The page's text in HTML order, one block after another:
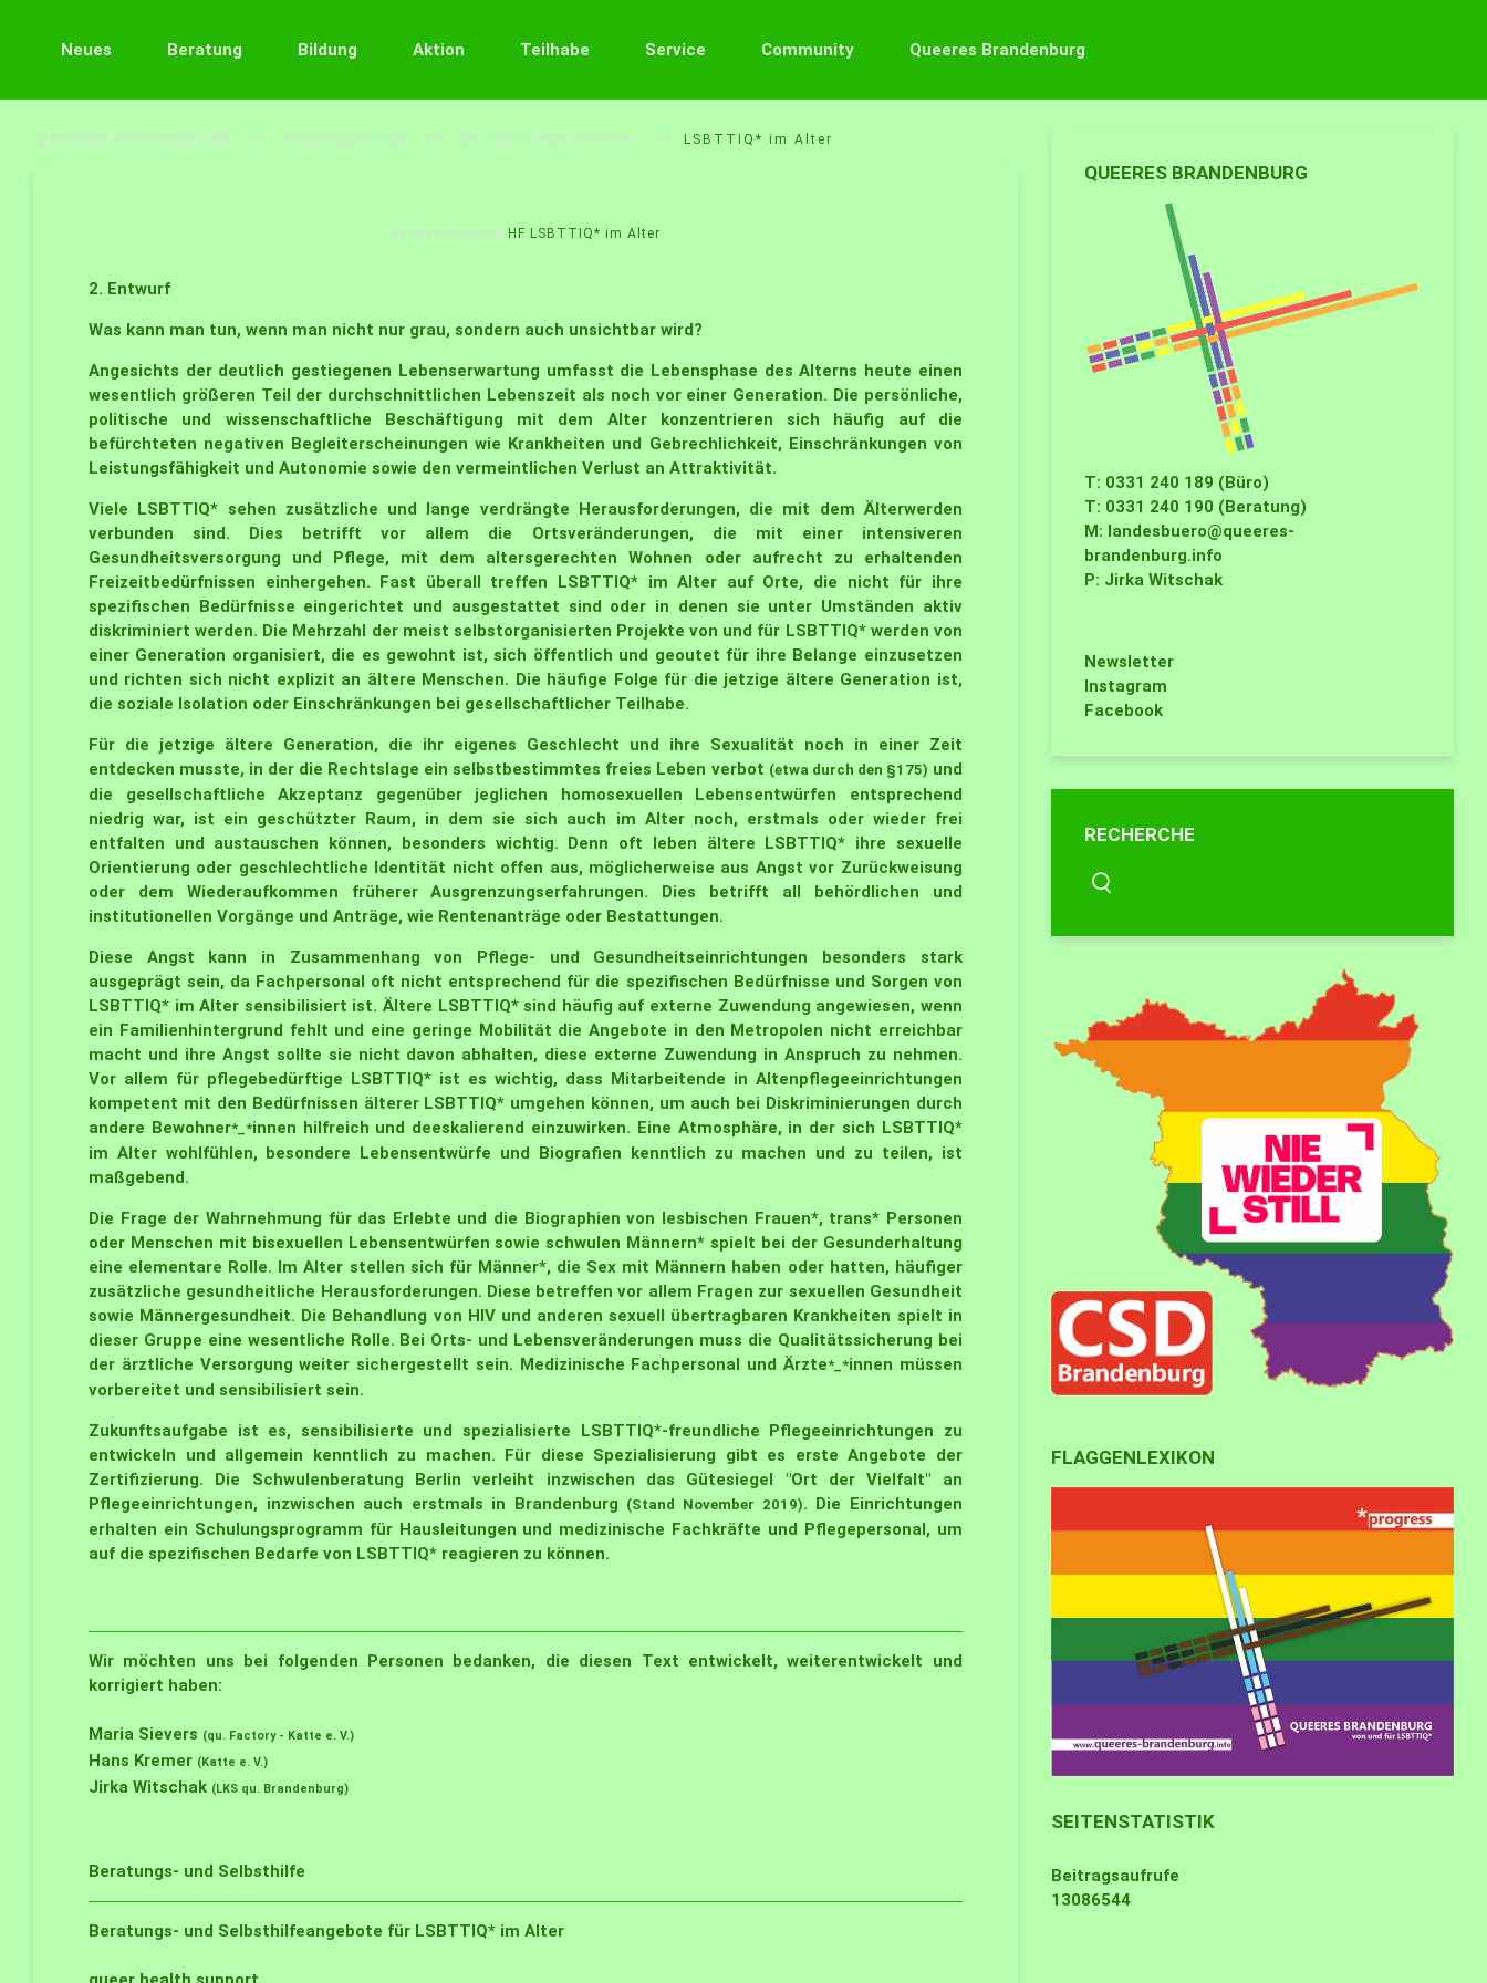
Neues Beratung Bildung Aktion Teilhabe Service Community Queeres Brandenburg
QUEERES BRANDENBURG Handlungsfelder HF LSBTTIQ* im Alter LSBTTIQ* im Alter
Veröffentlicht in HF LSBTTIQ* im Alter
2. Entwurf
Was kann man tun, wenn man nicht nur grau, sondern auch unsichtbar wird?
Angesichts der deutlich gestiegenen Lebenserwartung umfasst die Lebensphase des Alterns heute einen
wesentlich größeren Teil der durchschnittlichen Lebenszeit als noch vor einer Generation. Die persönliche,
politische und wissenschaftliche Beschäftigung mit dem Alter konzentrieren sich häufig auf die
befürchteten negativen Begleiterscheinungen wie Krankheiten und Gebrechlichkeit, Einschränkungen von
Leistungsfähigkeit und Autonomie sowie den vermeintlichen Verlust an Attraktivität.
Viele LSBTTIQ* sehen zusätzliche und lange verdrängte Herausforderungen, die mit dem Älterwerden
verbunden sind. Dies betrifft vor allem die Ortsveränderungen, die mit einer intensiveren
Gesundheitsversorgung und Pflege, mit dem altersgerechten Wohnen oder aufrecht zu erhaltenden
Freizeitbedürfnissen einhergehen. Fast überall treffen LSBTTIQ* im Alter auf Orte, die nicht für ihre
spezifischen Bedürfnisse eingerichtet und ausgestattet sind oder in denen sie unter Umständen aktiv
diskriminiert werden. Die Mehrzahl der meist selbstorganisierten Projekte von und für LSBTTIQ* werden von
einer Generation organisiert, die es gewohnt ist, sich öffentlich und geoutet für ihre Belange einzusetzen
und richten sich nicht explizit an ältere Menschen. Die häufige Folge für die jetzige ältere Generation ist,
die soziale Isolation oder Einschränkungen bei gesellschaftlicher Teilhabe.
Für die jetzige ältere Generation, die ihr eigenes Geschlecht und ihre Sexualität noch in einer Zeit
entdecken musste, in der die Rechtslage ein selbstbestimmtes freies Leben verbot (etwa durch den §175) und
die gesellschaftliche Akzeptanz gegenüber jeglichen homosexuellen Lebensentwürfen entsprechend
niedrig war, ist ein geschützter Raum, in dem sie sich auch im Alter noch, erstmals oder wieder frei
entfalten und austauschen können, besonders wichtig. Denn oft leben ältere LSBTTIQ* ihre sexuelle
Orientierung oder geschlechtliche Identität nicht offen aus, möglicherweise aus Angst vor Zurückweisung
oder dem Wiederaufkommen früherer Ausgrenzungserfahrungen. Dies betrifft all behördlichen und
institutionellen Vorgänge und Anträge, wie Rentenanträge oder Bestattungen.
Diese Angst kann in Zusammenhang von Pflege- und Gesundheitseinrichtungen besonders stark
ausgeprägt sein, da Fachpersonal oft nicht entsprechend für die spezifischen Bedürfnisse und Sorgen von
LSBTTIQ* im Alter sensibilisiert ist. Ältere LSBTTIQ* sind häufig auf externe Zuwendung angewiesen, wenn
ein Familienhintergrund fehlt und eine geringe Mobilität die Angebote in den Metropolen nicht erreichbar
macht und ihre Angst sollte sie nicht davon abhalten, diese externe Zuwendung in Anspruch zu nehmen.
Vor allem für pflegebedürftige LSBTTIQ* ist es wichtig, dass Mitarbeitende in Altenpflegeeinrichtungen
kompetent mit den Bedürfnissen älterer LSBTTIQ* umgehen können, um auch bei Diskriminierungen durch
andere Bewohner*_*innen hilfreich und deeskalierend einzuwirken. Eine Atmosphäre, in der sich LSBTTIQ*
im Alter wohlfühlen, besondere Lebensentwürfe und Biografien kenntlich zu machen und zu teilen, ist
maßgebend.
Die Frage der Wahrnehmung für das Erlebte und die Biographien von lesbischen Frauen*, trans* Personen
oder Menschen mit bisexuellen Lebensentwürfen sowie schwulen Männern* spielt bei der Gesunderhaltung
eine elementare Rolle. Im Alter stellen sich für Männer*, die Sex mit Männern haben oder hatten, häufiger
zusätzliche gesundheitliche Herausforderungen. Diese betreffen vor allem Fragen zur sexuellen Gesundheit
sowie Männergesundheit. Die Behandlung von HIV und anderen sexuell übertragbaren Krankheiten spielt in
dieser Gruppe eine wesentliche Rolle. Bei Orts- und Lebensveränderungen muss die Qualitätssicherung bei
der ärztliche Versorgung weiter sichergestellt sein. Medizinische Fachpersonal und Ärzte*_*innen müssen
vorbereitet und sensibilisiert sein.
Zukunftsaufgabe ist es, sensibilisierte und spezialisierte LSBTTIQ*-freundliche Pflegeeinrichtungen zu
entwickeln und allgemein kenntlich zu machen. Für diese Spezialisierung gibt es erste Angebote der
Zertifizierung. Die Schwulenberatung Berlin verleiht inzwischen das Gütesiegel "Ort der Vielfalt" an
Pflegeeinrichtungen, inzwischen auch erstmals in Brandenburg (Stand November 2019). Die Einrichtungen
erhalten ein Schulungsprogramm für Hausleitungen und medizinische Fachkräfte und Pflegepersonal, um
auf die spezifischen Bedarfe von LSBTTIQ* reagieren zu können.
Wir möchten uns bei folgenden Personen bedanken, die diesen Text entwickelt, weiterentwickelt und
korrigiert haben:
Maria Sievers (qu. Factory - Katte e. V.)
Hans Kremer (Katte e. V.)
Jirka Witschak (LKS qu. Brandenburg)
Beratungs- und Selbsthilfe
Beratungs- und Selbsthilfeangebote für LSBTTIQ* im Alter
QUEERES BRANDENBURG
T: 0331 240 189 (Büro)
T: 0331 240 190 (Beratung)
M: landesbuero@queeres-
brandenburg.info
P: Jirka Witschak
Newsletter
Instagram
Facebook
RECHERCHE
FLAGGENLEXIKON
SEITENSTATISTIK
Beitragsaufrufe
13086544